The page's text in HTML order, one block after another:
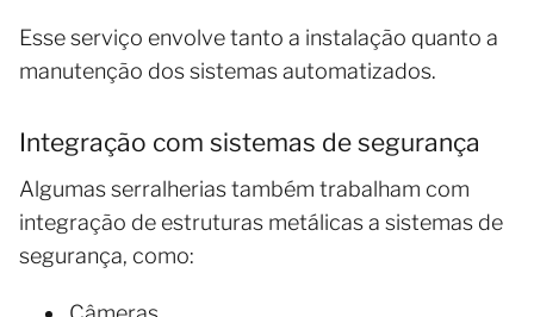
Esse serviço envolve tanto a instalação quanto a
manutenção dos sistemas automatizados.
Integração com sistemas de segurança
Algumas serralherias também trabalham com
integração de estruturas metálicas a sistemas de
segurança, como: